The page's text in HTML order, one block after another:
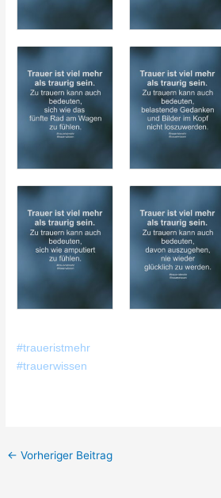
#traueristmehr
#trauerwissen
← Vorheriger Beitrag